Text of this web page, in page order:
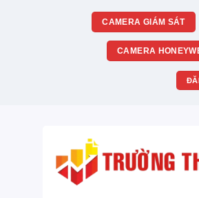
CAMERA GIÁM SÁT
CAMERA